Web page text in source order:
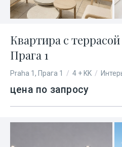
Квартира с
Прага 1
Praha 1, Прага 1 / 4 + KK /
цена по запросу